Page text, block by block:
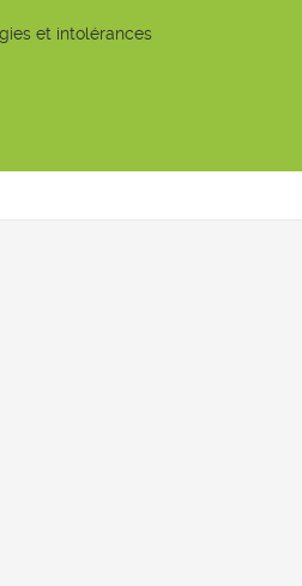
et intolérances